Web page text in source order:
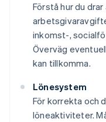
Förstå hur du
inkomst-,
Överväg
kan tillkomma.
Lönesystem
För korrekta och
löneaktiviteter.